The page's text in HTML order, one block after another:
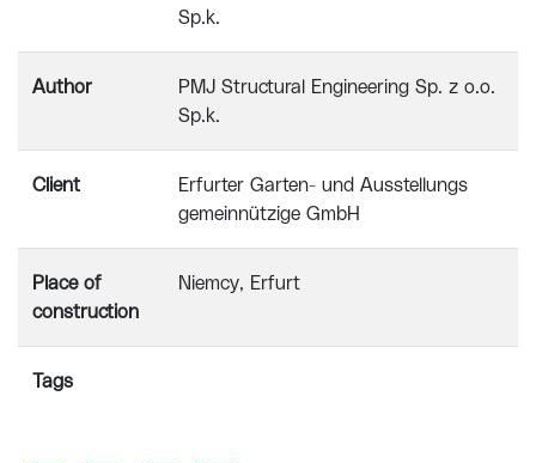
Sp.k.
Author
PMJ Structural Engineering Sp. z o.o.
Sp.k.
Client
Erfurter Garten- und Ausstellungs
gemeinnützige GmbH
Place of
construction
Niemcy, Erfurt
Tags